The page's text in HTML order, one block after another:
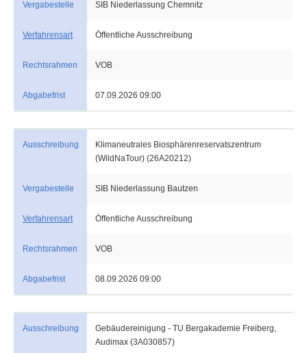
Vergabestelle SIB Niederlassung Chemnitz
Verfahrensart Öffentliche Ausschreibung
Rechtsrahmen VOB
Abgabefrist 07.09.2026 09:00
Ausschreibung
Klimaneutrales Biosphärenreservatszentrum
(WildNaTour) (26A20212)
Vergabestelle SIB Niederlassung Bautzen
Verfahrensart Öffentliche Ausschreibung
Rechtsrahmen VOB
Abgabefrist 08.09.2026 09:00
Ausschreibung
Gebäudereinigung - TU Bergakademie Freiberg,
Audimax (3A030857)